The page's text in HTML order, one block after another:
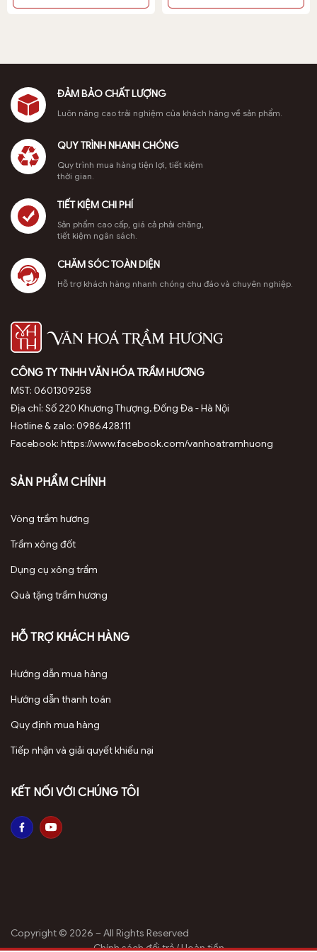
Trầm kiến cao cấp là sản phẩm thượng hạng trong dòng trầm
hương miếng
Trầm kiến cao cấp chứa hàm lượng tinh dầu cao (60%)
Trầm hương tự nhiên từ quá trình kiến làm tổ trên cây Dó Bầu
Công dụng của trầm kiến cao cấp
Tâm linh: Sử dụng trên bàn thờ gia tiên,
Các
chọn
có
trên
ĐẢM BẢO CHẤT LƯỢNG
Luôn nâng cao trải nghiệm của khách hàng về sản phẩm.
QUY TRÌNH NHANH CHÓNG
Quy trình mua hàng tiện lợi, tiết kiệm
thời gian.
TIẾT KIỆM CHI PHÍ
Sản phẩm cao cấp, giá cả phải chăng,
tiết kiệm ngân sách.
CHĂM SÓC TOÀN DIỆN
Hỗ trợ khách hàng nhanh chóng chu đáo và chuyên nghiệp.
CÔNG TY TNHH VĂN HÓA TRẦM HƯƠNG
MST: 0601309258
Địa chỉ: Số 220 Khương Thượng, Đống Đa - Hà Nội
Hotline & zalo: 0986.428.111
Facebook: https://www.facebook.com/vanhoatramhuong
SẢN PHẨM CHÍNH
Vòng trầm hương
Trầm xông đốt
Dụng cụ xông trầm
Quà tặng trầm hương
HỖ TRỢ KHÁCH HÀNG
Hướng dẫn mua hàng
Hướng dẫn thanh toán
Quy định mua hàng
Tiếp nhận và giải quyết khiếu nại
KẾT NỐI VỚI CHÚNG TÔI
Copyright © 2026 – All Rights Reserved
Chính sách đổi trả / Hoàn tiền